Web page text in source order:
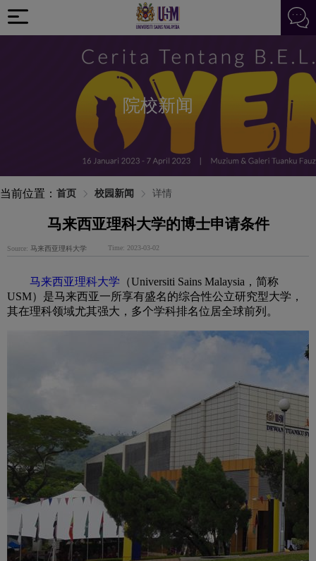
院校新闻
当前位置： 首页 校园新闻 详情
马来西亚理科大学的博士申请条件
Source: 马来西亚理科大学 Time: 2023-03-02
马来西亚理科大学 （Universiti Sains Malaysia，简称
USM）是马来西亚一所享有盛名的综合性公立研究型大学，
其在理科领域尤其强大，多个学科排名位居全球前列。